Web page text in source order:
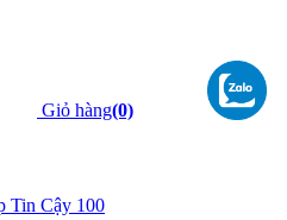
Giỏ hàng(0)
Tin Cậy 100